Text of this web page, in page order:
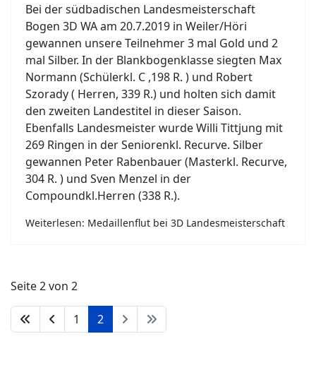
Bei der südbadischen Landesmeisterschaft
Bogen 3D WA am 20.7.2019 in Weiler/Höri
gewannen unsere Teilnehmer 3 mal Gold und 2
mal Silber. In der Blankbogenklasse siegten Max
Normann (Schülerkl. C ,198 R. ) und Robert
Szorady ( Herren, 339 R.) und holten sich damit
den zweiten Landestitel in dieser Saison.
Ebenfalls Landesmeister wurde Willi Tittjung mit
269 Ringen in der Seniorenkl. Recurve. Silber
gewannen Peter Rabenbauer (Masterkl. Recurve,
304 R. ) und Sven Menzel in der
Compoundkl.Herren (338 R.).
Weiterlesen: Medaillenflut bei 3D Landesmeisterschaft
Seite 2 von 2
1 2